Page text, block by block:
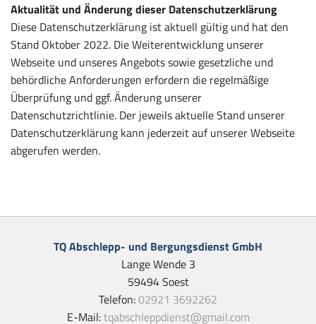
Aktualität und Änderung dieser Datenschutzerklärung
Diese Datenschutzerklärung ist aktuell gültig und hat den
Stand Oktober 2022. Die Weiterentwicklung unserer
Webseite und unseres Angebots sowie gesetzliche und
behördliche Anforderungen erfordern die regelmäßige
Überprüfung und ggf. Änderung unserer
Datenschutzrichtlinie. Der jeweils aktuelle Stand unserer
Datenschutzerklärung kann jederzeit auf unserer Webseite
abgerufen werden.
TQ Abschlepp- und Bergungsdienst GmbH
Lange Wende 3
59494 Soest
Telefon:02921 3692262
E-Mail:tqabschleppdienst@gmail.com